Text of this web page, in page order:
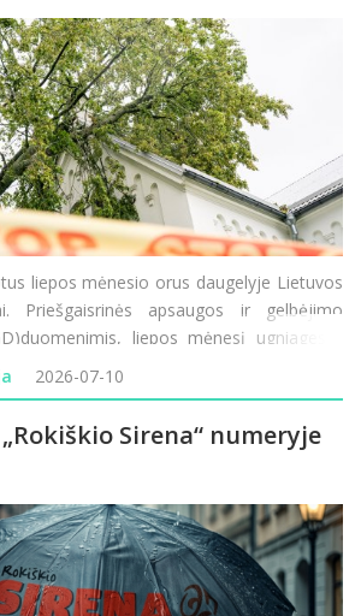
liepos mėnesio orus daugelyje Lietuvos
Priešgaisrinės apsaugos ir gelbėjimo
liepos mėnesį ugniagesiai
darbus, susijusius su nuvirtusių medžių
dalies ir kitų vietų
2026-07-10
Sirena“ numeryje